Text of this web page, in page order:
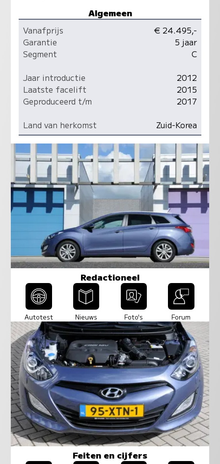
Algemeen
Vanafprijs
€ 24.495,-
Garantie
5 jaar
Segment
C
Jaar introductie
2012
Laatste facelift
2015
Geproduceerd t/m
2017
Land van herkomst
Zuid-Korea
Redactioneel
Autotest Nieuws Foto's Forum
Feiten en cijfers